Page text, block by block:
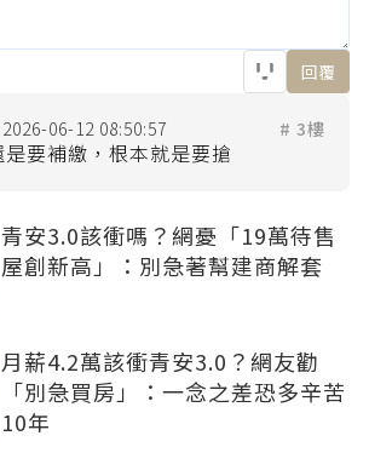
回覆
2026-06-12 08:50:57 # 3樓
青安3.0該衝嗎？網憂「19萬待售
屋創新高」：別急著幫建商解套
月薪4.2萬該衝青安3.0？網友勸
「別急買房」：一念之差恐多辛苦
10年